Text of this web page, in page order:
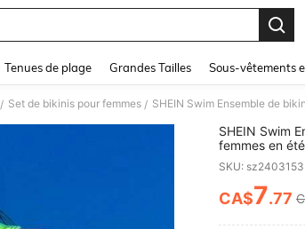
Tenues de plage Grandes Tailles Sous-vêtements
/ Set de bikinis pour femmes / SHEIN Swim Ensemble de
SHEIN Swim
femmes en été
SKU:
PRICE
CA$7.77